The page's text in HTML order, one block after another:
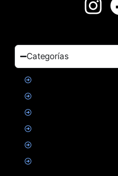
Categorías